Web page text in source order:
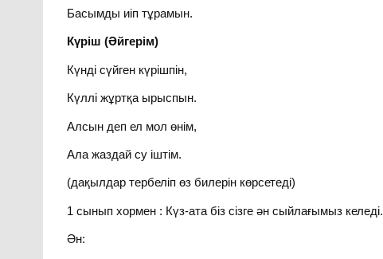
Басымды иіп тұрамын.
Күріш (Әйгерім)
Күнді сүйген күрішпін,
Күллі жұртқа ырыспын.
Алсын деп ел мол өнім,
Ала жаздай су іштім.
(дақылдар тербеліп өз билерін көрсетеді)
1 сынып хормен : Күз-ата біз сізге ән сыйлағымыз келеді.
Ән: